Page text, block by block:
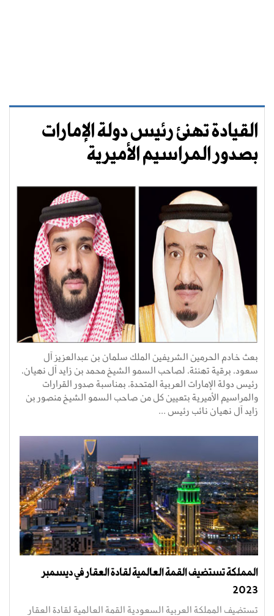
القيادة تهنئ رئيس دولة الإمارات
بصدور المراسيم الأميرية
بعث خادم الحرمين الشريفين الملك سلمان بن عبدالعزيز آل
سعود، برقية تهنئة، لصاحب السمو الشيخ محمد بن زايد آل نهيان،
رئيس دولة الإمارات العربية المتحدة، بمناسبة صدور القرارات
والمراسيم الأميرية بتعيين كل من صاحب السمو الشيخ منصور بن
زايد آل نهيان نائب رئيس ...
المملكة تستضيف القمة العالمية لقادة العقار في ديسمبر
2023
تستضيف المملكة العربية السعودية القمة العالمية لقادة العقار